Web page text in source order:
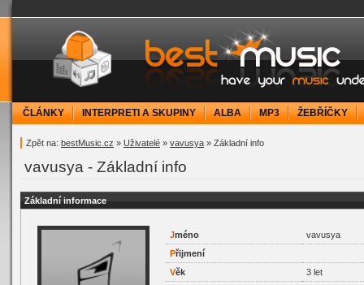
bestMusic.cz - Have your music under
ČLÁNKY INTERPRETI A SKUPINY ALBA MP3 ŽEBŘÍČKY
Zpět na: bestMusic.cz » Uživatelé » vavusya » Základní info
vavusya - Základní info
Základní informace
Jméno
vavusya
Přijmení
Věk
3 let